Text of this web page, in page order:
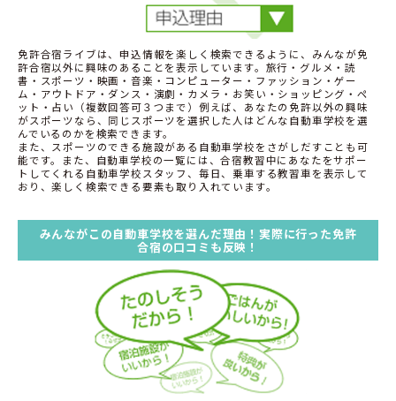
免許合宿ライブは、申込情報を楽しく検索できるように、みんなが免
許合宿以外に興味のあることを表示しています。旅行・グルメ・読
書・スポーツ・映画・音楽・コンピューター・ファッション・ゲー
ム・アウトドア・ダンス・演劇・カメラ・お笑い・ショッピング・ペ
ット・占い（複数回答可３つまで）例えば、あなたの免許以外の興味
がスポーツなら、同じスポーツを選択した人はどんな自動車学校を選
んでいるのかを検索できます。
また、スポーツのできる施設がある自動車学校をさがしだすことも可
能です。また、自動車学校の一覧には、合宿教習中にあなたをサポー
トしてくれる自動車学校スタッフ、毎日、乗車する教習車を表示して
おり、楽しく検索できる要素も取り入れています。
みんながこの自動車学校を選んだ理由！実際に行った免許
合宿の口コミも反映！